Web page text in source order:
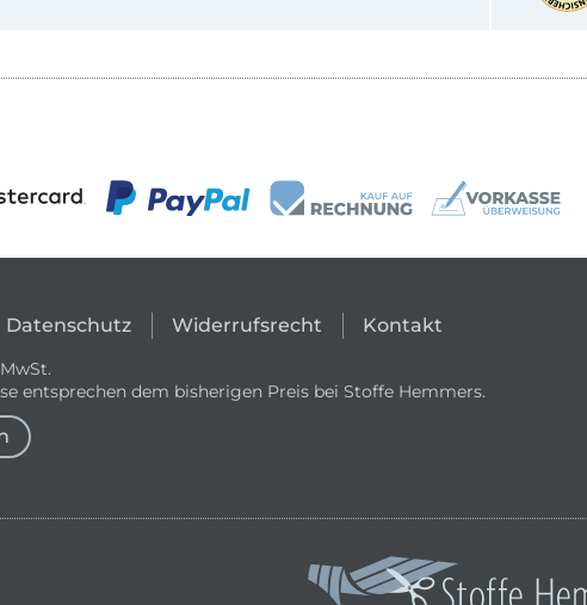
Datenschutz Widerrufsrecht Kontakt
entsprechen dem bisherigen Preis bei Stoffe Hemmers.